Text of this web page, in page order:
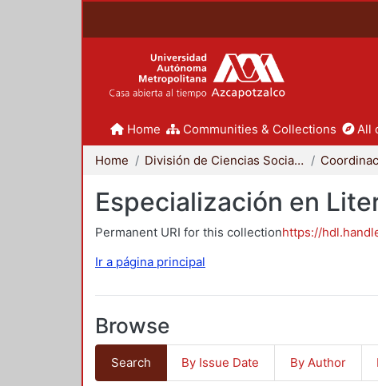
Home Communities & Collections All
Home División de Ciencias Sociales y Humanidades
Especialización en
Permanent URI for this collectionhttps://
Ir a página principal
Browse
Search By Issue Date By Author